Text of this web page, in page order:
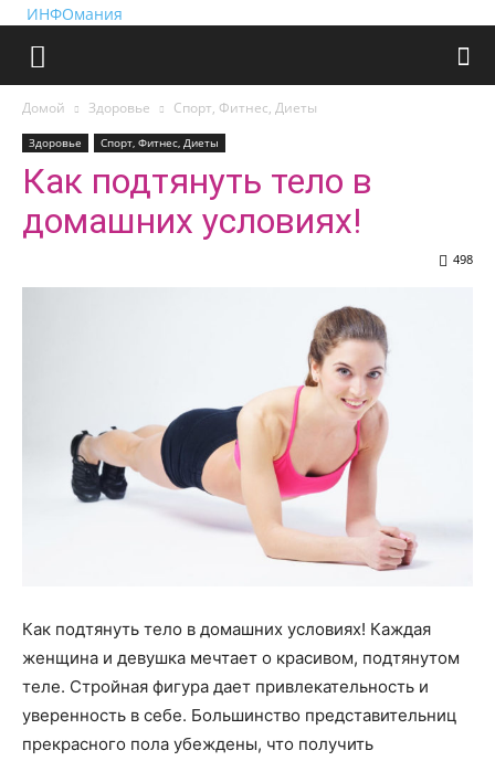
ИНФОмания
Домой Здоровье Спорт, Фитнес, Диеты
Здоровье Спорт, Фитнес, Диеты
Как подтянуть тело в
домашних условиях!
498
Как подтянуть тело в домашних условиях! Каждая
женщина и девушка мечтает о красивом, подтянутом
теле. Стройная фигура дает привлекательность и
уверенность в себе. Большинство представительниц
прекрасного пола убеждены, что получить